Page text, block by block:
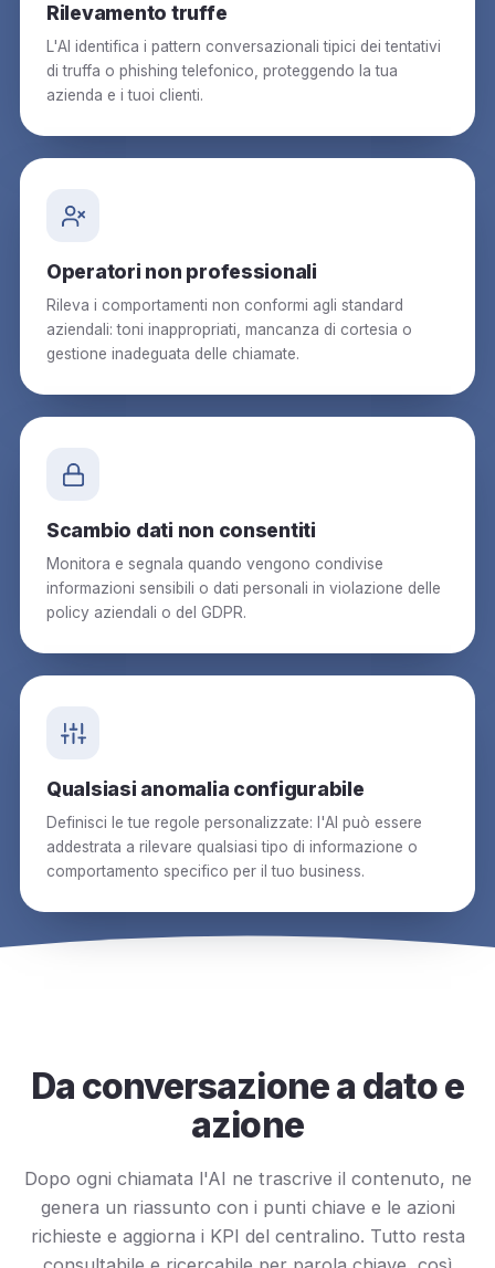
Rilevamento truffe
L'AI identifica i pattern conversazionali tipici dei tentativi
di truffa o phishing telefonico, proteggendo la tua
azienda e i tuoi clienti.
Operatori non professionali
Rileva i comportamenti non conformi agli standard
aziendali: toni inappropriati, mancanza di cortesia o
gestione inadeguata delle chiamate.
Scambio dati non consentiti
Monitora e segnala quando vengono condivise
informazioni sensibili o dati personali in violazione delle
policy aziendali o del GDPR.
Qualsiasi anomalia configurabile
Definisci le tue regole personalizzate: l'AI può essere
addestrata a rilevare qualsiasi tipo di informazione o
comportamento specifico per il tuo business.
Da conversazione a dato e
azione
Dopo ogni chiamata l'AI ne trascrive il contenuto, ne
genera un riassunto con i punti chiave e le azioni
richieste e aggiorna i KPI del centralino. Tutto resta